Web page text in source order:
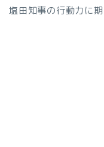
塩田知事の行動力に期